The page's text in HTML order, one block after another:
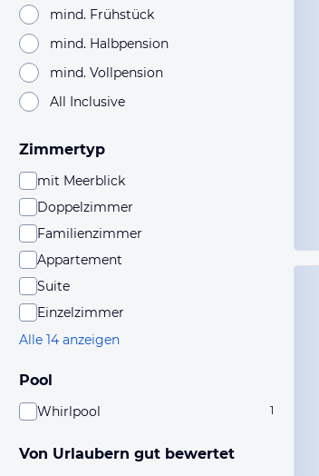
mind. Frühstück
mind. Halbpension
mind. Vollpension
All Inclusive
Zimmertyp
mit Meerblick
Doppelzimmer
Familienzimmer
Appartement
Suite
Einzelzimmer
Alle 14 anzeigen
Pool
Whirlpool 1
Von Urlaubern gut bewertet